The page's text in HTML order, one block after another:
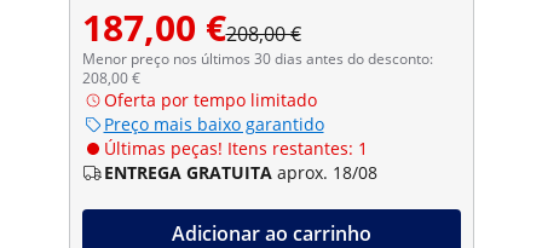
187,00 €208,00 €
Menor preço nos últimos 30 dias antes do desconto:
208,00 €
Oferta por tempo limitado
Preço mais baixo garantido
Últimas peças! Itens restantes: 1
ENTREGA GRATUITA aprox. 18/08
Adicionar ao carrinho